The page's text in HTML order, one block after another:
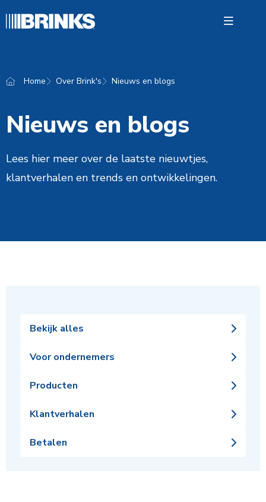
Open
Home Over Brink's Nieuws en blogs
Nieuws en blogs
Lees hier meer over de laatste nieuwtjes,
klantverhalen en trends en ontwikkelingen.
Bekijk alles
Voor ondernemers
Producten
Klantverhalen
Betalen